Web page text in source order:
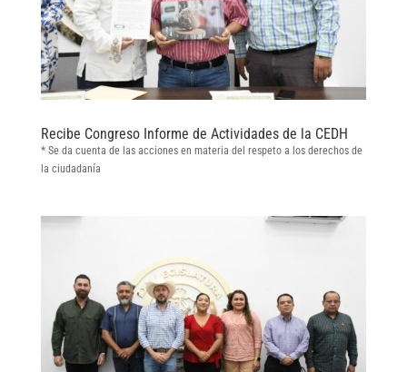
Recibe Congreso Informe de Actividades de la CEDH
* Se da cuenta de las acciones en materia del respeto a los derechos de
la ciudadanía